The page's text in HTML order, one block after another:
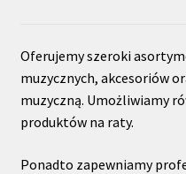
Oferujemy szeroki
muzycznych, akcesoriów
muzyczną. Umożliwiamy
produktów na raty.
Ponadto zapewniamy